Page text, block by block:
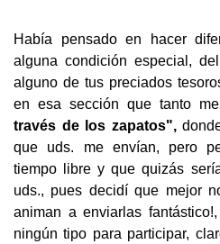
Había pensado en hacer
alguna condición especial,
alguno de tus preciados
en esa sección que tanto
través de los zapatos",
que uds. me envían, pero
tiempo libre y que quizás
uds., pues decidí que mejor
animan a enviarlas
ningún tipo para participar,